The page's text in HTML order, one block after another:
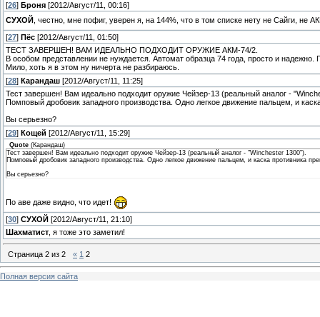
[26] Броня [2012/Август/11, 00:16]
СУХОЙ , честно, мне пофиг, уверен я, на 144%, что в том списке нету не Сайги, не
[27] Пёс [2012/Август/11, 01:50]
ТЕСТ ЗАВЕРШЕН! ВАМ ИДЕАЛЬНО ПОДХОДИТ ОРУЖИЕ АКМ-74/2.
В особом представлении не нуждается. Автомат образца 74 года, просто и надежно.
Мило, хоть я в этом ну ничерта не разбираюсь.
[28] Карандаш [2012/Август/11, 11:25]
Тест завершен! Вам идеально подходит оружие Чейзер-13 (реальный аналог -
Помповый дробовик западного производства. Одно легкое движение пальцем, и
Вы серьезно?
[29] Кощей [2012/Август/11, 15:29]
Quote (Карандаш)
Тест завершен! Вам идеально подходит оружие Чейзер-13 (реальный аналог - "Winchester 1300").
Помповый дробовик западного производства. Одно легкое движение пальцем, и каска противника
Вы серьезно?
По аве даже видно, что идет!
[30] СУХОЙ [2012/Август/11, 21:10]
Шахматист , я тоже это заметил!
Страница 2 из 2 « 1 2
Полная версия сайта